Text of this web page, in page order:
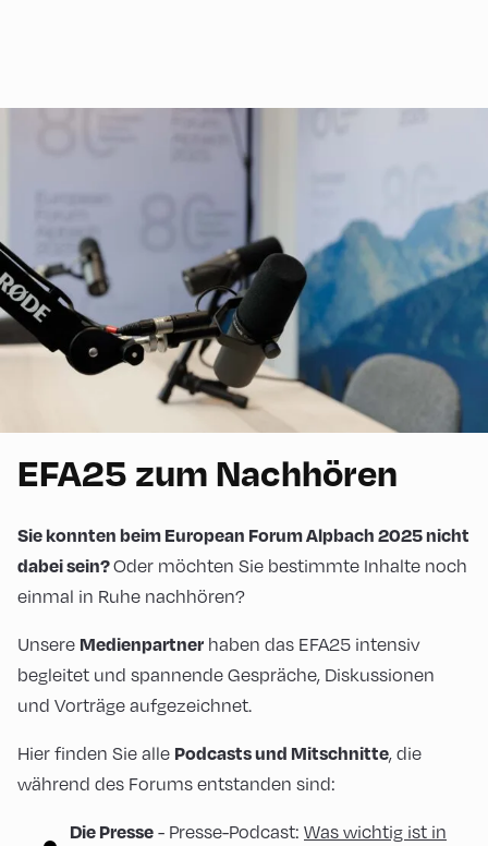
EFA25 zum Nachhören
Sie konnten beim European Forum Alpbach 2025 nicht
dabei sein?Oder möchten Sie bestimmte Inhalte noch
einmal in Ruhe nachhören?
Unsere Medienpartner haben das EFA25 intensiv
begleitet und spannende Gespräche, Diskussionen
und Vorträge aufgezeichnet.
Hier finden Sie alle Podcasts und Mitschnitte, die
während des Forums entstanden sind:
Die Presse- Presse-Podcast: Was wichtig ist in